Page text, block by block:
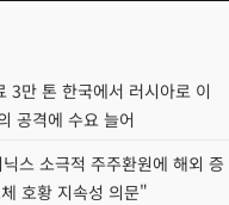
3만 톤 한국에서 러시아로 이
공격에 수요 늘어
스 소극적 주주환원에 해외 증
호황 지속성 의문"